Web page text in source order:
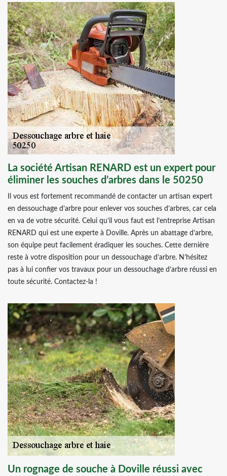
La société Artisan RENARD est un expert pour
éliminer les souches d’arbres dans le 50250
Il vous est fortement recommandé de contacter un artisan expert
en dessouchage d’arbre pour enlever vos souches d’arbres, car cela
en va de votre sécurité. Celui qu’il vous faut est l’entreprise Artisan
RENARD qui est une experte à Doville. Après un abattage d’arbre,
son équipe peut facilement éradiquer les souches. Cette dernière
reste à votre disposition pour un dessouchage d’arbre. N’hésitez
pas à lui confier vos travaux pour un dessouchage d’arbre réussi en
toute sécurité. Contactez-la !
Un rognage de souche à Doville réussi avec